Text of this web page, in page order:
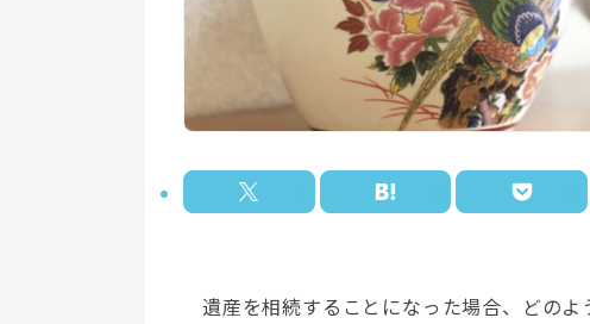
遺産を相続することになった場合、どの